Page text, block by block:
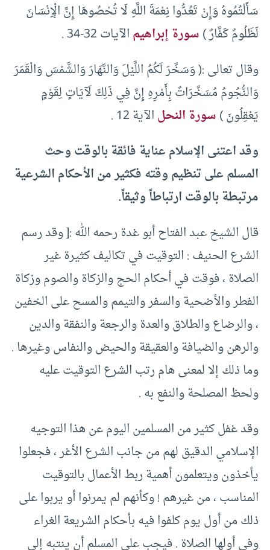
سَأَلْتُمُوهُ وَإِنْ تَعُدُّوا نِعْمَةَ اللَّهِ لَا تُحْصُوهَا إِنَّ الْإِنْسَانَ
لَظَلُومٌ كَفَّارٌ )سورة إبراهيمالآيات 32-34 .
وقال تعالى :( وَسَخَّرَ لَكُمُ اللَّيْلَ وَالنَّهَارَ وَالشَّمْسَ وَالْقَمَرَ
وَالنُّجُومُ مُسَخَّرَاتٌ بِأَمْرِهِ إِنَّ فِي ذَلِكَ لَآيَاتٍ لِقَوْمٍ
يَعْقِلُونَ )سورة النحلالآية 12 .
وقد اعتنى الإسلام عناية فائقة بالوقت وحث
المسلم على تنظيم وقته فكثير من الأحكام الشرعية
مرتبطة بالوقت ارتباطاً وثيقاً.
قال الشيخ عبد الفتاح أبو غدة رحمه الله :[ وقد رسم
الشرع الحنيف : التوقيت في تكاليف كثيرة غير
الصلاة ، فوقت في أحكام الحج والزكاة والصوم وزكاة
الفطر والأضحية والسفر والتيمم والمسح على الخفين
، والرضاع والطلاق والعدة والرجعة والنفقة والدين
والرهن والضيافة والعقيقة والحيض والنفاس وغيرها .
وما ذلك إلا لمعنى هام رتب الشرع التوقيت عليه
ولحظ المصلحة والنفع به .
وقد غفل كثير من المسلمين اليوم عن هذا التوجيه
الإسلامي الدقيق لهم من جانب الشرع الأغر ، فجعلوا
يأخذون ويتعلمون أهمية ربط الأعمال بالتوقيت
المناسب ، من غيرهم ! وكأنهم لم يمرنوا أو يربوا على
ذلك من أول يوم كلفوا فيه بأحكام الشريعة الغراء
وفي أولها الصلاة . فيجب على المسلم أن ينتبه إلى